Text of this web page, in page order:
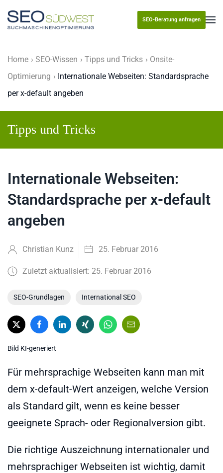
Skip to main content
SEO-Beratung anfragen
Home SEO-Wissen Tipps und Tricks
Onsite-
Optimierung
Internationale Webseiten: Standardsprache
per x-default angeben
Tipps und Tricks
Internationale Webseiten:
Standardsprache per x-default
angeben
Christian Kunz 25. Februar 2016
Zuletzt aktualisiert: 25. Februar 2016
SEO-Grundlagen International SEO
Bild KI-generiert
Für mehrsprachige Webseiten kann man mit
dem x-default-Wert anzeigen, welche Version
als Standard gilt, wenn es keine besser
geeignete Sprach- oder Regionalversion gibt.
Die richtige Auszeichnung internationaler und
mehrsprachiger Webseiten ist wichtig, damit